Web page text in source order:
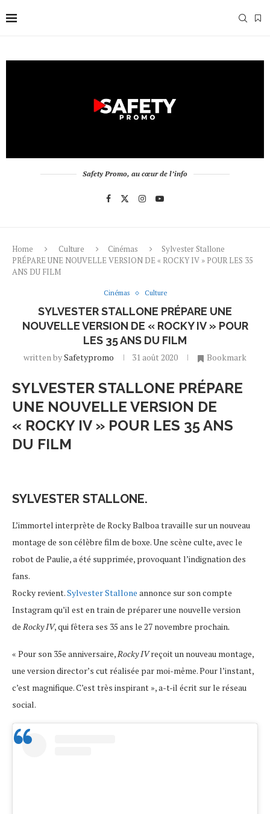
Safety Promo, au cœur de l’info
Home Culture Cinémas
Sylvester Stallone
PRÉPARE UNE NOUVELLE VERSION DE « ROCKY IV » POUR LES 35
ANS DU FILM
Cinémas Culture
SYLVESTER STALLONE PRÉPARE UNE
NOUVELLE VERSION DE « ROCKY IV » POUR
LES 35 ANS DU FILM
written bySafetypromo 31 août 2020 Bookmark
SYLVESTER STALLONE PRÉPARE
UNE NOUVELLE VERSION DE
« ROCKY IV » POUR LES 35 ANS
DU FILM
SYLVESTER STALLONE.
L’immortel interprète de Rocky Balboa travaille sur un nouveau
montage de son célèbre film de boxe. Une scène culte, avec le
robot de Paulie, a été supprimée, provoquant l’indignation des
fans.
Rocky revient.Sylvester Stallone annonce sur son compte
Instagram qu’il est en train de préparer une nouvelle version
de Rocky IV, qui fêtera ses 35 ans le 27 novembre prochain.
« Pour son 35e anniversaire,Rocky IVreçoit un nouveau montage,
une version director’s cut réalisée par moi-même. Pour l’instant,
c’est magnifique. C’est très inspirant », a-t-il écrit sur le réseau
social.